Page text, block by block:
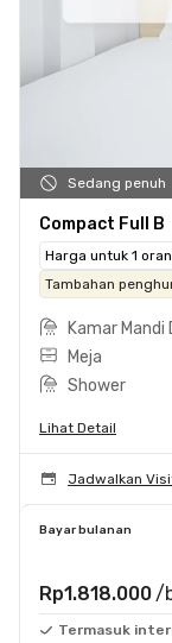
Sedang penuh
Compact Full B
Harga untuk 1
Tambahan
Kamar Mandi
Meja
Shower
Lihat Detail
Jadwalkan
Bayar bulanan
Rp1.818.000 /
Termasuk